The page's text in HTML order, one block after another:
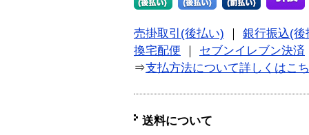
売掛取引(後払い)
銀行振込(後
換宅配便
セブンイレブン決済
⇒支払方法について詳しくはこ
送料について